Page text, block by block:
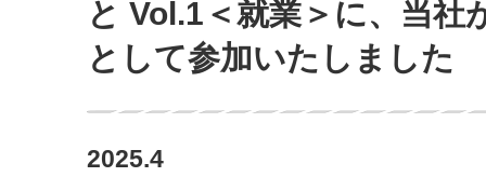
と Vol.1＜就業＞に、当
として参加いたしました
2025.4